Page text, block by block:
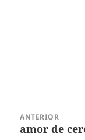
ANTERIOR
Post
amor de